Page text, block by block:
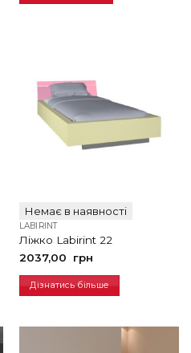
Немає в наявності
LABIRINT
Ліжко Labirint 22
2037,00
грн
Дізнатись більше